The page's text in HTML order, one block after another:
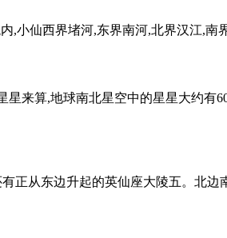
,小仙西界堵河,东界南河,北界汉江,南
星来算,地球南北星空中的星星大约有
正从东边升起的英仙座大陵五。北边